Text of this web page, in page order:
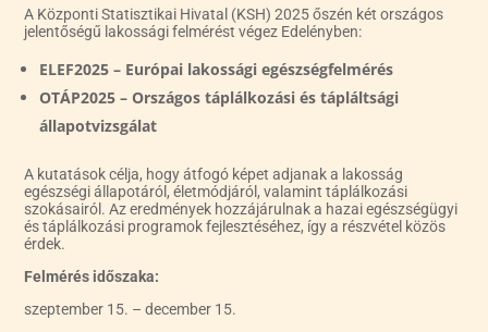
A Központi Statisztikai Hivatal (KSH) 2025 őszén két országos
jelentőségű lakossági felmérést végez Edelényben:
ELEF2025 – Európai lakossági egészségfelmérés
OTÁP2025 – Országos táplálkozási és tápláltsági
állapotvizsgálat
A kutatások célja, hogy átfogó képet adjanak a lakosság
egészségi állapotáról, életmódjáról, valamint táplálkozási
szokásairól. Az eredmények hozzájárulnak a hazai egészségügyi
és táplálkozási programok fejlesztéséhez, így a részvétel közös
érdek.
Felmérés időszaka:
szeptember 15. – december 15.